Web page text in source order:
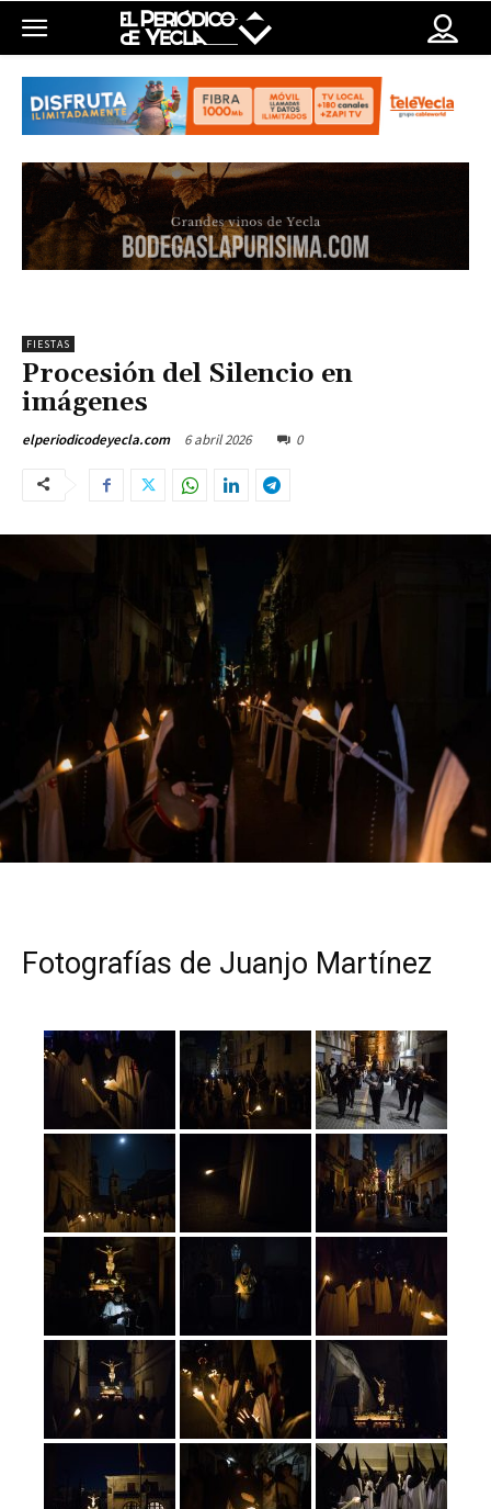
FIESTAS
Procesión del Silencio en
imágenes
elperiodicodeyecla.com 6 abril 2026 0
Fotografías de Juanjo Martínez